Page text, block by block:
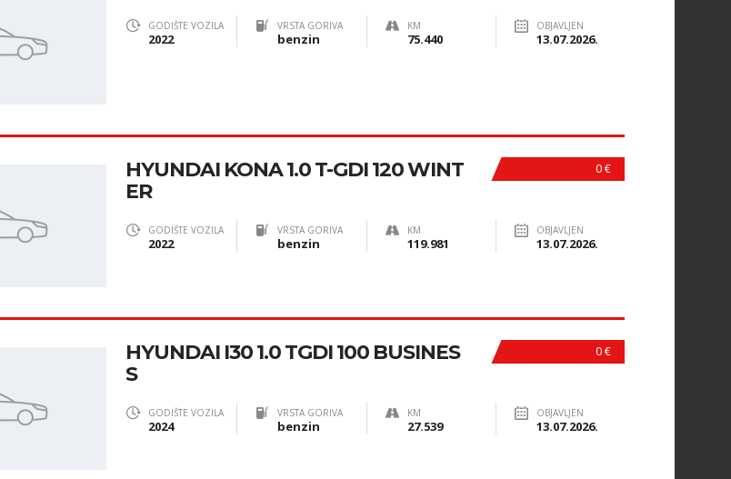
GODIŠTE VOZILA
2022
VRSTA GORIVA
benzin
KM
75.440
OBJAVLJEN
13.07.2026.
0 €
HYUNDAI KONA 1.0 T-GDI 120 WINT
ER
GODIŠTE VOZILA
2022
VRSTA GORIVA
benzin
KM
119.981
OBJAVLJEN
13.07.2026.
0 €
HYUNDAI I30 1.0 TGDI 100 BUSINES
S
GODIŠTE VOZILA
2024
VRSTA GORIVA
benzin
KM
27.539
OBJAVLJEN
13.07.2026.